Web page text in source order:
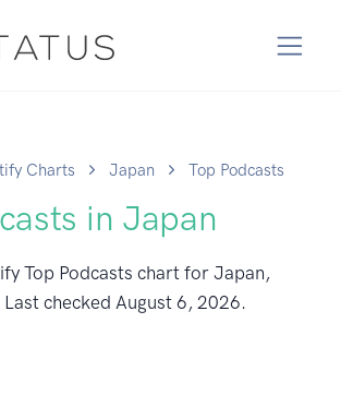
Charts Japan Top Podcasts
in Japan
Top Podcasts chart for Japan,
checked August 6, 2026.